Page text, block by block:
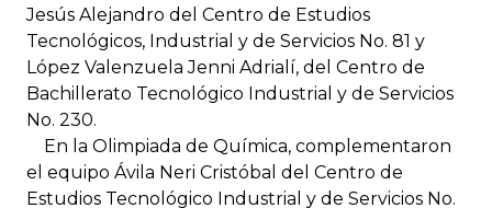
Jesús Alejandro del Centro de Estudios
Tecnológicos, Industrial y de Servicios No. 81 y
López Valenzuela Jenni Adrialí, del Centro de
Bachillerato Tecnológico Industrial y de Servicios
No. 230.
En la Olimpiada de Química, complementaron
el equipo Ávila Neri Cristóbal del Centro de
Estudios Tecnológico Industrial y de Servicios No.